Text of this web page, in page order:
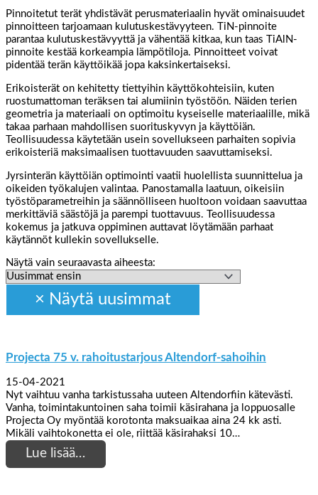
Pinnoitetut terät yhdistävät perusmateriaalin hyvät ominaisuudet
pinnoitteen tarjoamaan kulutuskestävyyteen. TiN-pinnoite
parantaa kulutuskestävyyttä ja vähentää kitkaa, kun taas TiAlN-
pinnoite kestää korkeampia lämpötiloja. Pinnoitteet voivat
pidentää terän käyttöikää jopa kaksinkertaiseksi.
Erikoisterät on kehitetty tiettyihin käyttökohteisiin, kuten
ruostumattoman teräksen tai alumiinin työstöön. Näiden terien
geometria ja materiaali on optimoitu kyseiselle materiaalille, mikä
takaa parhaan mahdollisen suorituskyvyn ja käyttöiän.
Teollisuudessa käytetään usein sovellukseen parhaiten sopivia
erikoisteriä maksimaalisen tuottavuuden saavuttamiseksi.
Jyrsinterän käyttöiän optimointi vaatii huolellista suunnittelua ja
oikeiden työkalujen valintaa. Panostamalla laatuun, oikeisiin
työstöparametreihin ja säännölliseen huoltoon voidaan saavuttaa
merkittäviä säästöjä ja parempi tuottavuus. Teollisuudessa
kokemus ja jatkuva oppiminen auttavat löytämään parhaat
käytännöt kullekin sovellukselle.
Näytä vain seuraavasta aiheesta:
Projecta 75 v. rahoitustarjous Altendorf-sahoihin
15-04-2021
Nyt vaihtuu vanha tarkistussaha uuteen Altendorfiin kätevästi.
Vanha, toimintakuntoinen saha toimii käsirahana ja loppuosalle
Projecta Oy myöntää korotonta maksuaikaa aina 24 kk asti.
Mikäli vaihtokonetta ei ole, riittää käsirahaksi 10…
Lue lisää…